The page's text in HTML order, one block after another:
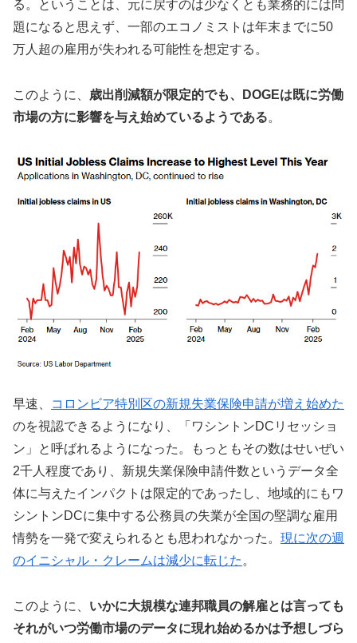
る。ということは、元に戻すのは少なくとも業務的には問
題になると思えず、一部のエコノミストは年末までに50
万人超の雇用が失われる可能性を想定する。
このように、 歳出削減額が限定的でも、DOGEは既に労働
市場の方に影響を与え始めているようである。
早速、
コロンビア特別区の新規失業保険申請が増え始めた
のを視認できるようになり、「ワシントンDCリセッショ
ン」と呼ばれるようになった。もっともその数はせいぜい
2千人程度であり、新規失業保険申請件数というデータ全
体に与えたインパクトは限定的であったし、地域的にもワ
シントンDCに集中する公務員の失業が全国の堅調な雇用
情勢を一発で変えられるとも思われなかった。 現に次の週
のイニシャル・クレームは減少に転じた。
このように、 いかに大規模な連邦職員の解雇とは言っても
それがいつ労働市場のデータに現れ始めるかは予想しづら